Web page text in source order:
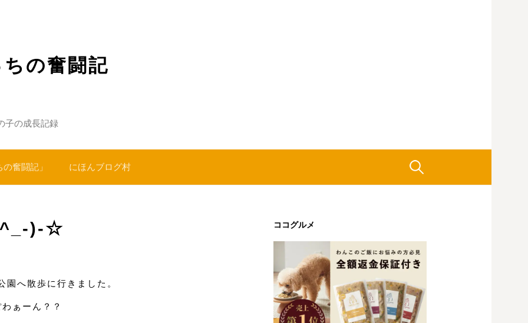
の奮闘記
子の成長記録
奮闘記」 にほんブログ村 検
)-☆
園へ散歩に行きました。
ぁーん？？
ココグルメ